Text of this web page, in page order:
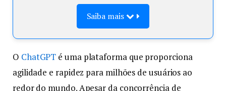
Saiba mais
O ChatGPT é uma plataforma que proporciona
agilidade e rapidez para milhões de usuários ao
redor do mundo. Apesar da concorrência de